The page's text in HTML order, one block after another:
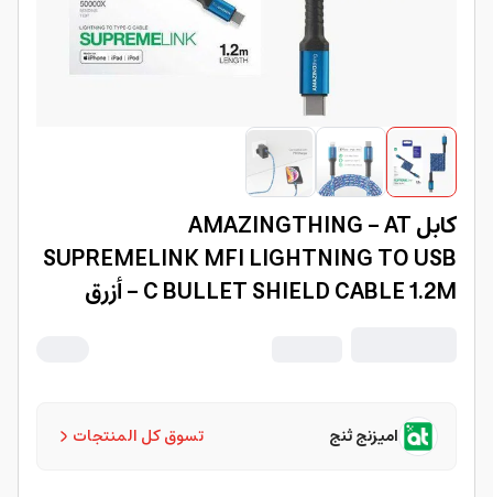
كابل AMAZINGTHING - AT
SUPREMELINK MFI LIGHTNING TO USB
C BULLET SHIELD CABLE 1.2M - أزرق
تسوق كل المنتجات اميزنج ثنج